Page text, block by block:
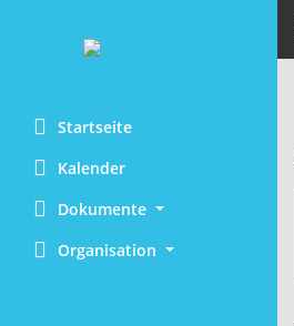
Startseite
Kalender
Dokumente
Organisation